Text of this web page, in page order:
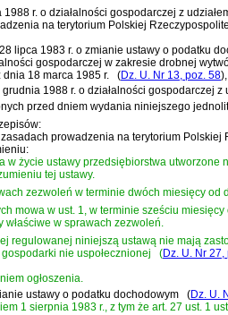
r. o działalności gospodarczej z
na terytorium Polskiej
lipca 1983 r. o zmianie ustawy o podatku
gospodarczej w zakresie drobnej
dnia 18 marca 1985 r.
(Dz. U. Nr 13, poz. 58),
1988 r. o działalności gospodarczej z
przed dniem wydania niniejszego
prowadzenia na terytorium
w życie ustawy przedsiębiorstwa
tej ustawy.
zezwoleń w terminie dwóch miesięcy
mowa w ust. 1, w terminie sześciu
właściwe w sprawach zezwoleń.
regulowanej niniejszą ustawą nie mają
nie uspołecznionej
(Dz. U. Nr
ogłoszenia.
ustawy o podatku dochodowym (Dz. U.
1 sierpnia 1983 r., z tym że art. 27 ust. 1